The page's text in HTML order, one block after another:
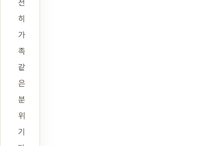
전
히
가
족
같
은
분
위
기